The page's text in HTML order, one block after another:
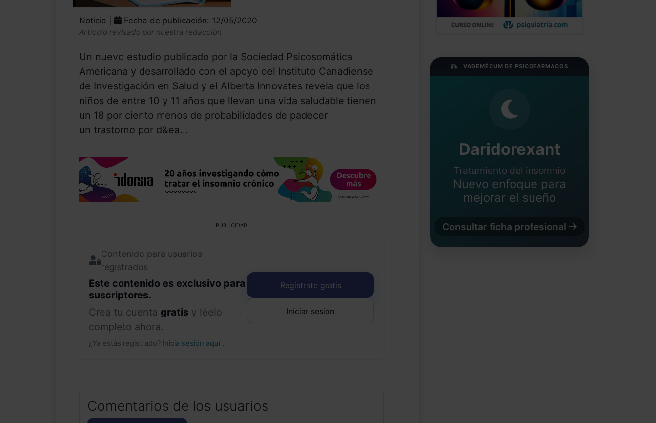
Noticia | Fecha de publicación: 12/05/2020
Artículo revisado por nuestra redacción
Un nuevo estudio publicado por la Sociedad Psicosomática
Americana y desarrollado con el apoyo del Instituto Canadiense
de Investigación en Salud y el Alberta Innovates revela que los
niños de entre 10 y 11 años que llevan una vida saludable tienen
un 18 por ciento menos de probabilidades de padecer
un trastorno por d&ea...
PUBLICIDAD
Contenido para usuarios
registrados
Este contenido es exclusivo para
suscriptores.
Crea tu cuenta gratis y léelo
completo ahora.
¿Ya estás registrado? Inicia sesión aquí .
Regístrate gratis
Iniciar sesión
Comentarios de los usuarios
VADEMÉCUM DE PSICOFÁRMACOS
Daridorexant
Tratamiento del insomnio
Nuevo enfoque para
mejorar el sueño
Consultar ficha profesional